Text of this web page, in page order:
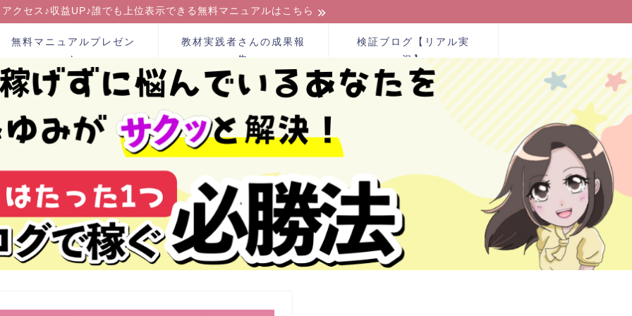
アクセス♪収益UP♪誰でも上位表示できる無料マニュアルはこちら
無料マニュアルプレゼン
ト
教材実践者さんの成果報
告
検証ブログ【リアル実
況】